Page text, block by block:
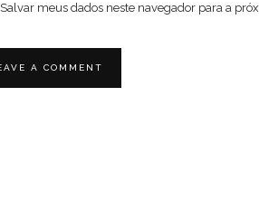
Salvar meus dados neste navegador para a